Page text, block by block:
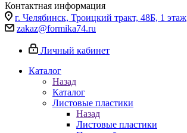
Контактная информация
г. Челябинск, Троицкий тракт, 48Б, 1 этаж
zakaz@formika74.ru
Личный кабинет
Каталог
Назад
Каталог
Листовые пластики
Назад
Листовые пластики